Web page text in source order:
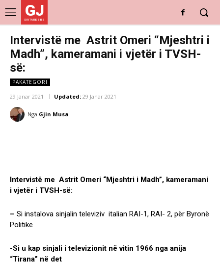
GJ
DRITARE E RE
Intervistë me Astrit Omeri “Mjeshtri i
Madh”, kameramani i vjetër i TVSH-
së:
PAKATEGORI
29 Janar 2021 Updated: 29 Janar 2021
Nga Gjin Musa
Intervistë me Astrit Omeri “Mjeshtri i Madh”, kameramani
i vjetër i TVSH-së:
– Si instalova sinjalin televiziv italian RAI-1, RAI- 2, për Byronë
Politike
-Si u kap sinjali i televizionit në vitin 1966 nga anija
“Tirana” në det